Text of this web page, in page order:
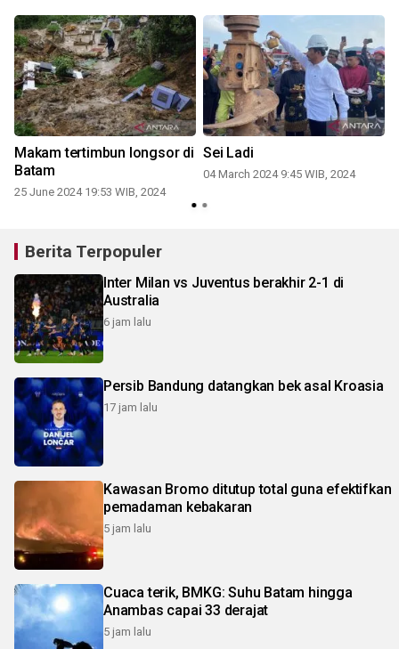
Makam tertimbun longsor di
Batam
25 June 2024 19:53 WIB, 2024
Sei Ladi
04 March 2024 9:45 WIB, 2024
Berita Terpopuler
Inter Milan vs Juventus berakhir 2-1 di
Australia
6 jam lalu
Persib Bandung datangkan bek asal Kroasia
17 jam lalu
Kawasan Bromo ditutup total guna efektifkan
pemadaman kebakaran
5 jam lalu
Cuaca terik, BMKG: Suhu Batam hingga
Anambas capai 33 derajat
5 jam lalu